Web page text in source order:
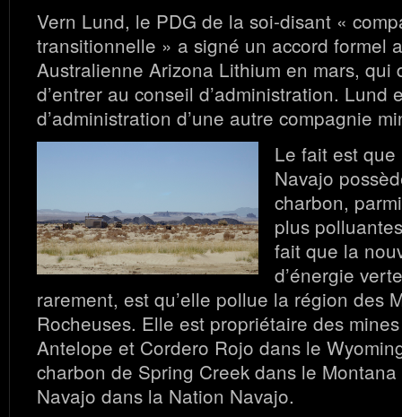
Vern Lund, le PDG de la soi-disant «
transitionnelle » a signé un accord formel
Australienne Arizona Lithium en mars, qui
d’entrer au conseil d’administration. Lund
d’administration d’une autre compagnie
Le fait est que
Navajo
charbon,
plus
fait que la
d’énergie
rarement, est qu’elle pollue la région des
Rocheuses. Elle est propriétaire des
Antelope et Cordero Rojo dans le
charbon de Spring Creek dans le
Navajo dans la Nation Navajo.